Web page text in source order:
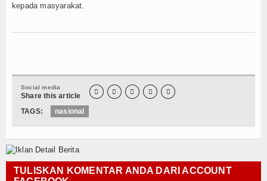
kepada masyarakat.
Social media
Share this article     
TAGS: nasional
TULISKAN KOMENTAR ANDA DARI ACCOUNT